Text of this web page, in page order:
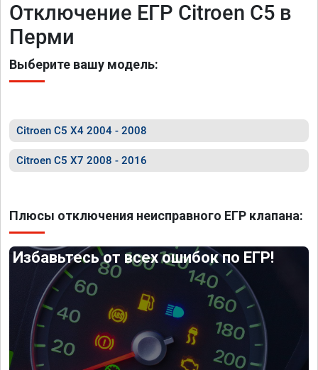
Отключение ЕГР Citroen C5 в
Перми
Выберите вашу модель:
Citroen C5 X4 2004 - 2008
Citroen C5 X7 2008 - 2016
Плюсы отключения неисправного ЕГР клапана:
Избавьтесь от всех ошибок по ЕГР!